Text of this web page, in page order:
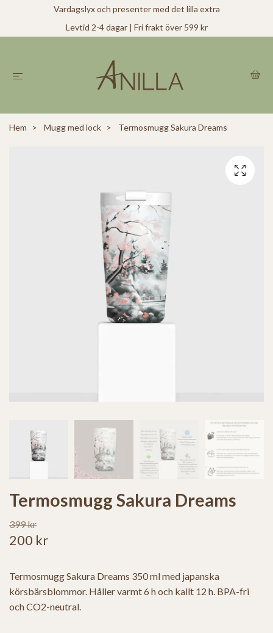
Vardagslyx och presenter med det lilla extra
Levtid 2-4 dagar | Fri frakt över 599 kr
Hem Mugg med lock Termosmugg Sakura Dreams
Termosmugg Sakura Dreams
399 kr
200 kr
Termosmugg Sakura Dreams 350 ml med japanska
körsbärsblommor. Håller varmt 6 h och kallt 12 h. BPA-fri
och CO2-neutral.